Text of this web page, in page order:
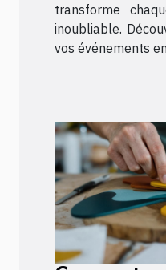
transforme
inoubliable.
vos événements